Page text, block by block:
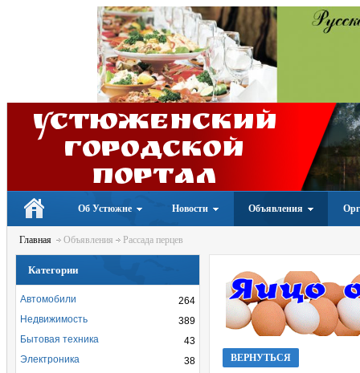
Устюженский
Городской
портал
Об Устюжне Новости Объявления
Главная Объявления Рассада перцев
ВЕРНУТЬСЯ
Категории
264
Автомобили
389
Недвижимость
43
Бытовая техника
38
Электроника